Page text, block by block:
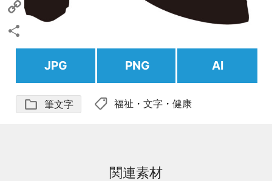
JPG PNG AI
folder 筆文字 shoppingmode 福祉 ・文字 ・健康
関連素材
Copy
Link
共